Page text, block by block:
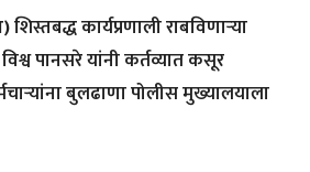
शिस्तबद्ध कार्यप्रणाली राबविणाऱ्या
पानसरे यांनी कर्तव्यात कसूर
बुलढाणा पोलीस मुख्यालयाला